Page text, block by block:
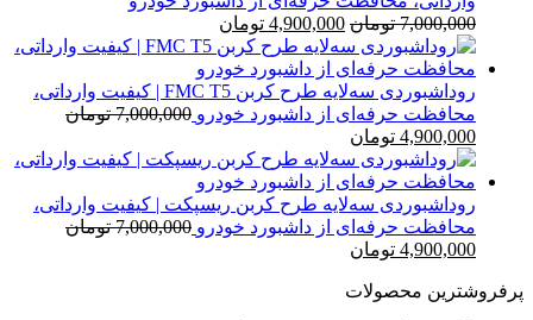
7,000,000 تومان قیمت
اصلی
7,000,000 تومان
بود.
4,900,000 تومان
فعلی
است.
روداشبوردی سه‌لایه طرح کربن FMC T5 | کیفیت وارداتی،
محافظت حرفه‌ای از داشبورد خودرو 7,000,000 تومان
قیمت
اصلی
7,000,000 تومان
بود.
4,900,000 تومان
فعلی
4,900,000 تومان
است.
روداشبوردی سه‌لایه طرح کربن ریسپکت | کیفیت وارداتی،
محافظت حرفه‌ای از داشبورد خودرو 7,000,000 تومان
قیمت
7,000,000 تومان
4,900,000 تومان
پرفروشترین محصولات